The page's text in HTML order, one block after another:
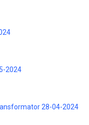
2024
28-04-2024